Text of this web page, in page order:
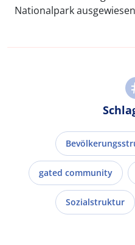
Nationalpark
gated community
Sozialstruktur